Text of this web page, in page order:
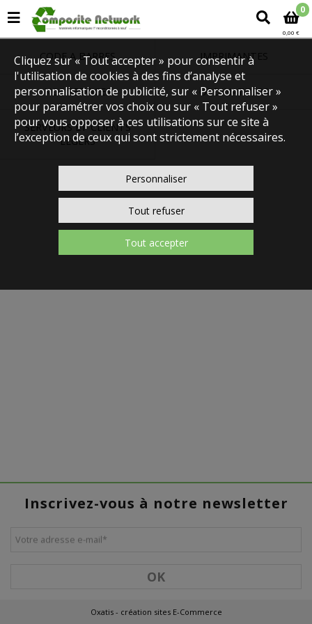
0
0,00 €
CODE A BARRES IMPRIMANTES
NOS SERVICES ORDINATEURS
SERVEURS ET CLIENTS
LEGERS
Cliquez sur « Tout accepter » pour consentir à
l'utilisation de cookies à des fins d’analyse et
personnalisation de publicité, sur « Personnaliser »
pour paramétrer vos choix ou sur « Tout refuser »
pour vous opposer à ces utilisations sur ce site à
l’exception de ceux qui sont strictement nécessaires.
Personnaliser
Tout refuser
Tout accepter
Inscrivez-vous à notre newsletter
Votre adresse e-mail*
OK
Oxatis - création sites E-Commerce